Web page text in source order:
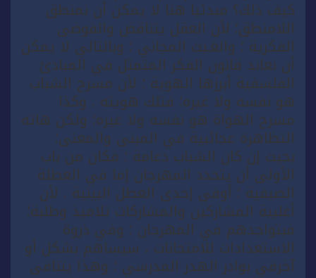
كيف ذلك؟ مبدئيا هنا لا يمكن أن نمنطق
اللامنطق؛ لأن العقل يتناقض والفوضى
الفكرية ؛ والعَـبث المجاني ؛ وبالتالي لا يمكن
أن نعاند قانون الفكر المتمثل في المبادئ
الفلسفية أبرزها الهوية ؛ لأن مسرح الشباب
هو نفسه ولا غيره؛ فتلك هويته . وكذا
مسرح الهواة هو نفسه ولا غيره؛ ولكن هاته
التظاهرة عجائبية في المبنى والمعنى؛
بحيث إن كان الشباب دعامة ؛ فكان من باب
الأولى أن يتحدد المهرجان إما في العطلة
الصيفية ؛ أوفي إحدى العطل البينية . لأن
أغلبية المشاركين والمشاركات تلاميذ وطلبة؛
فبتواجدهم في المهرجان ؛ وفي ذروة
الاستعدادات للامتحانات ، سيساهم بشكل أو
آخرفي بوادر الهدر المدرسي ؛ وهذا يتنافى